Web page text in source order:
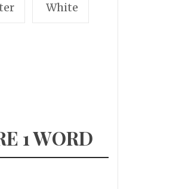
White
1 WORD